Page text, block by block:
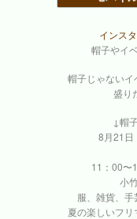
インス
帽子やイ
帽子じゃない
盛り
↓帽
8月21日
11：00〜
小
服、雑貨、
夏の楽しいフ